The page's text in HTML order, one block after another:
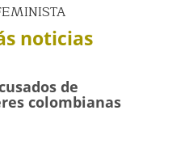
noticias
de
colombianas